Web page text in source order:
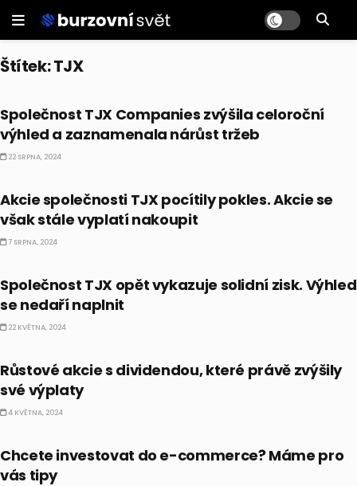
Štítek:TJX
Společnost TJX Companies zvýšila celoroční
výhled a zaznamenala nárůst tržeb
22 SRPNA, 2024
Akcie společnosti TJX pocítily pokles. Akcie se
však stále vyplatí nakoupit
7 SRPNA, 2024
Společnost TJX opět vykazuje solidní zisk. Výhled
se nedaří naplnit
22 KVĚTNA, 2024
Růstové akcie s dividendou, které právě zvýšily
své výplaty
4 KVĚTNA, 2024
Chcete investovat do e-commerce? Máme pro
vás tipy